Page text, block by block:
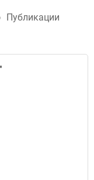
Публикации